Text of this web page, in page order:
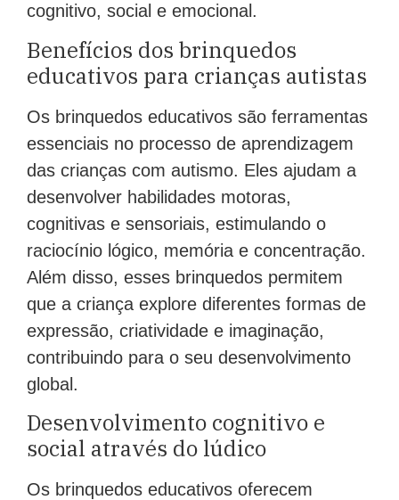
cognitivo, social e emocional.
Benefícios dos brinquedos
educativos para crianças autistas
Os brinquedos educativos são ferramentas
essenciais no processo de aprendizagem
das crianças com autismo. Eles ajudam a
desenvolver habilidades motoras,
cognitivas e sensoriais, estimulando o
raciocínio lógico, memória e concentração.
Além disso, esses brinquedos permitem
que a criança explore diferentes formas de
expressão, criatividade e imaginação,
contribuindo para o seu desenvolvimento
global.
Desenvolvimento cognitivo e
social através do lúdico
Os brinquedos educativos oferecem